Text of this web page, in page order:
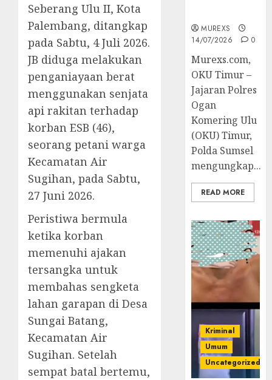
Seberang Ulu II, Kota
Palembang, ditangkap
pada Sabtu, 4 Juli 2026.
JB diduga melakukan
penganiayaan berat
menggunakan senjata
api rakitan terhadap
korban ESB (46),
seorang petani warga
Kecamatan Air
Sugihan, pada Sabtu,
27 Juni 2026.
Peristiwa bermula
ketika korban
memenuhi ajakan
tersangka untuk
membahas sengketa
lahan garapan di Desa
Sungai Batang,
Kecamatan Air
Sugihan. Setelah
sempat batal bertemu,
MUREXS
14/07/2026
0
Murexs.com,
OKU Timur –
Jajaran Polres
Ogan
Komering Ulu
(OKU) Timur,
Polda Sumsel
mengungkap...
READ MORE
Kriminal
Umum
Uncategorized